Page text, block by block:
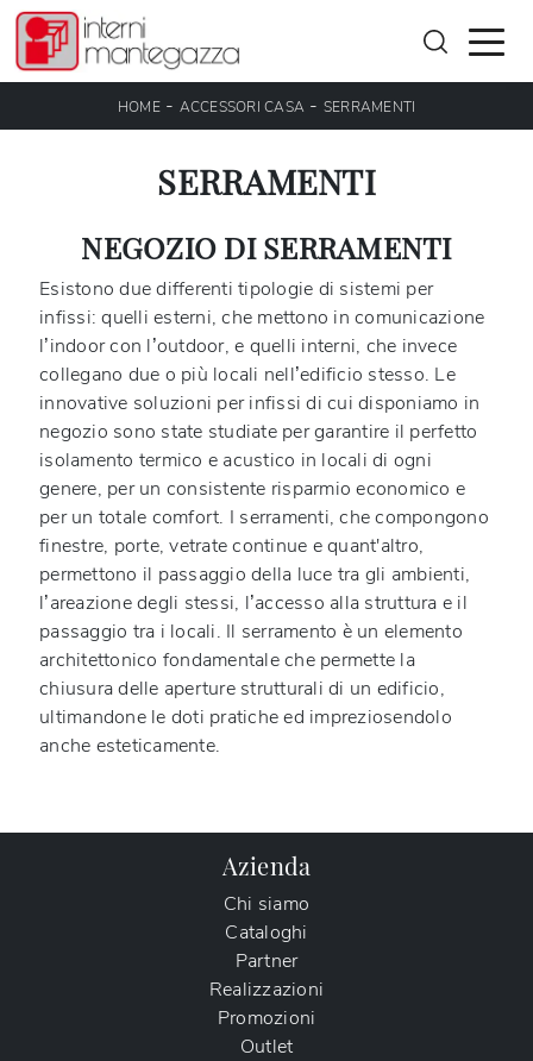
HOME- ACCESSORI CASA - SERRAMENTI
SERRAMENTI
NEGOZIO DI SERRAMENTI
Esistono due differenti tipologie di sistemi per
infissi: quelli esterni, che mettono in comunicazione
l’indoor con l’outdoor, e quelli interni, che invece
collegano due o più locali nell’edificio stesso. Le
innovative soluzioni per infissi di cui disponiamo in
negozio sono state studiate per garantire il perfetto
isolamento termico e acustico in locali di ogni
genere, per un consistente risparmio economico e
per un totale comfort. I serramenti, che compongono
finestre, porte, vetrate continue e quant'altro,
permettono il passaggio della luce tra gli ambienti,
l’areazione degli stessi, l’accesso alla struttura e il
passaggio tra i locali. Il serramento è un elemento
architettonico fondamentale che permette la
chiusura delle aperture strutturali di un edificio,
ultimandone le doti pratiche ed impreziosendolo
anche esteticamente.
Azienda
Chi siamo
Cataloghi
Partner
Realizzazioni
Promozioni
Outlet